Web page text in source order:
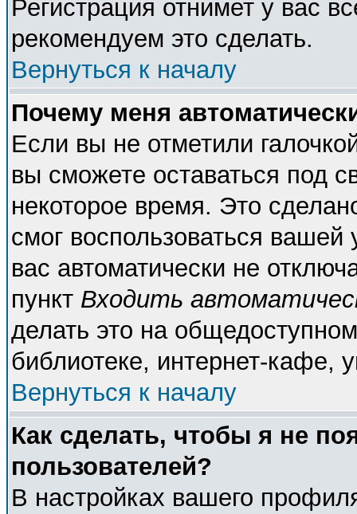
Регистрация отнимет у вас
рекомендуем это сделать.
Вернуться к началу
Почему меня
Если вы не отметили
вы сможете оставаться под
некоторое время. Это
смог воспользоваться
вас автоматически не
пункт Входить
делать это на
библиотеке, интернет-кафе,
Вернуться к началу
Как сделать, чтобы я не
пользователей?
В настройках вашего